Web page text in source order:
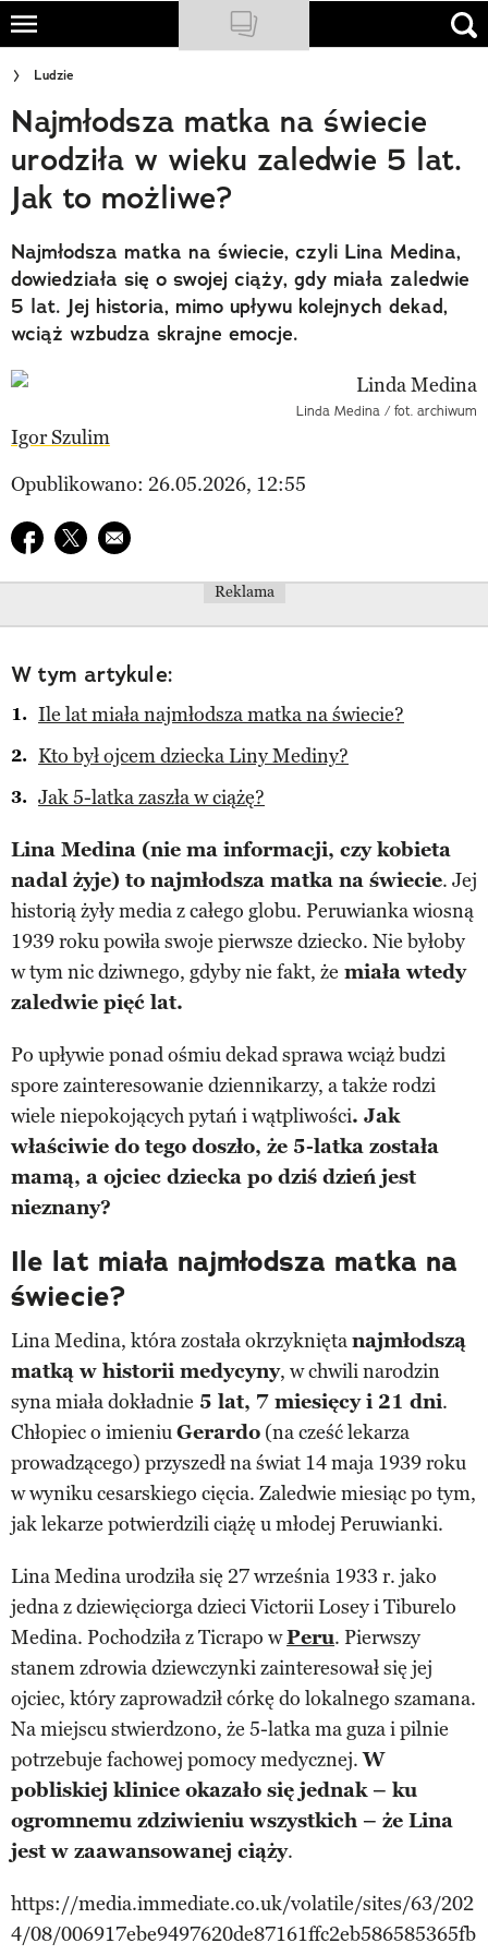
Skip
main
content
NATIONAL GEOGRAPHIC
TRAVELER
PODCASTY
Sklep
Newsletter
Cuda Polski
Ludzie
Najmłodsza matka na świecie
urodziła w wieku zaledwie 5 lat.
Jak to możliwe?
Najmłodsza matka na świecie, czyli Lina Medina,
dowiedziała się o swojej ciąży, gdy miała zaledwie
5 lat. Jej historia, mimo upływu kolejnych dekad,
wciąż wzbudza skrajne emocje.
Linda Medina / fot. archiwum
Igor Szulim
Opublikowano: 26.05.2026, 12:55
Udostępnij na facebook
Udostępnij na twitter
E-mail do przyjaciela
Reklama
W tym artykule:
Ile lat miała najmłodsza matka na świecie?
Kto był ojcem dziecka Liny Mediny?
Jak 5-latka zaszła w ciążę?
Lina Medina (nie ma informacji, czy kobieta
nadal żyje) to najmłodsza matka na świecie. Jej
historią żyły media z całego globu. Peruwianka wiosną
1939 roku powiła swoje pierwsze dziecko. Nie byłoby
w tym nic dziwnego, gdyby nie fakt, że miała wtedy
zaledwie pięć lat.
Po upływie ponad ośmiu dekad sprawa wciąż budzi
spore zainteresowanie dziennikarzy, a także rodzi
wiele niepokojących pytań i wątpliwości. Jak
właściwie do tego doszło, że 5-latka została
mamą, a ojciec dziecka po dziś dzień jest
nieznany?
Ile lat miała najmłodsza matka na
świecie?
Lina Medina, która została okrzykniętanajmłodszą
matką w historii medycyny, w chwili narodzin
syna miała dokładnie 5 lat, 7 miesięcy i 21 dni.
Chłopiec o imieniuGerardo (na cześć lekarza
prowadzącego) przyszedł na świat 14 maja 1939 roku
w wyniku cesarskiego cięcia. Zaledwie miesiąc po tym,
jak lekarze potwierdzili ciążę u młodej Peruwianki.
Lina Medina urodziła się 27 września 1933 r. jako
jedna z dziewięciorga dzieci Victorii Losey i Tiburelo
Medina. Pochodziła z Ticrapo wPeru. Pierwszy
stanem zdrowia dziewczynki zainteresował się jej
ojciec, który zaprowadził córkę do lokalnego szamana.
Na miejscu stwierdzono, że 5-latka ma guza i pilnie
potrzebuje fachowej pomocy medycznej.W
pobliskiej klinice okazało się jednak – ku
ogromnemu zdziwieniu wszystkich – że Lina
jest w zaawansowanej ciąży.
https://media.immediate.co.uk/volatile/sites/63/202
4/08/006917ebe9497620de87161ffc2eb586585365fb